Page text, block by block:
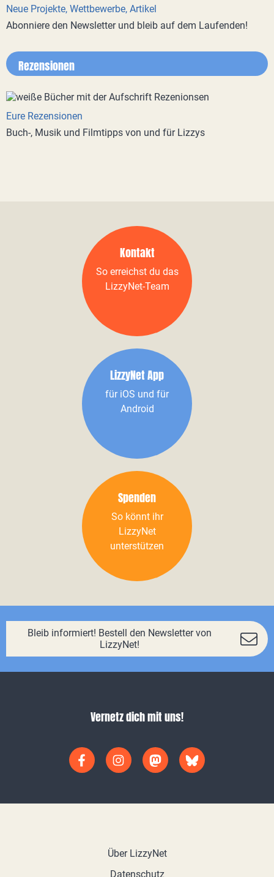
Neue Projekte, Wettbewerbe, Artikel
Abonniere den Newsletter und bleib auf dem Laufenden!
Rezensionen
Eure Rezensionen
Buch-, Musik und Filmtipps von und für Lizzys
Kontakt
So erreichst du das
LizzyNet-Team
LizzyNet App
für iOS und für
Android
Spenden
So könnt ihr
LizzyNet
unterstützen
Bleib informiert! Bestell den Newsletter von
LizzyNet!
Vernetz dich mit uns!
Über LizzyNet
Datenschutz